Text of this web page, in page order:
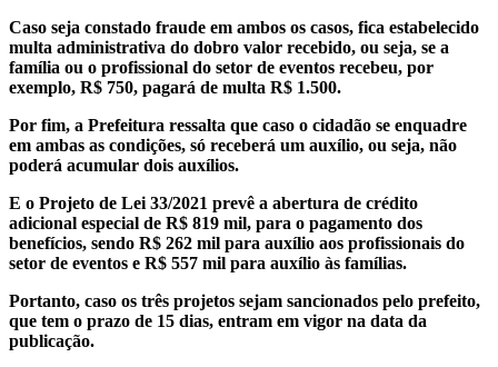
Caso seja constado fraude em ambos os casos, fica estabelecido
multa administrativa do dobro valor recebido, ou seja, se a
família ou o profissional do setor de eventos recebeu, por
exemplo, R$ 750, pagará de multa R$ 1.500.
Por fim, a Prefeitura ressalta que caso o cidadão se enquadre
em ambas as condições, só receberá um auxílio, ou seja, não
poderá acumular dois auxílios.
E o Projeto de Lei 33/2021 prevê a abertura de crédito
adicional especial de R$ 819 mil, para o pagamento dos
benefícios, sendo R$ 262 mil para auxílio aos profissionais do
setor de eventos e R$ 557 mil para auxílio às famílias.
Portanto, caso os três projetos sejam sancionados pelo prefeito,
que tem o prazo de 15 dias, entram em vigor na data da
publicação.